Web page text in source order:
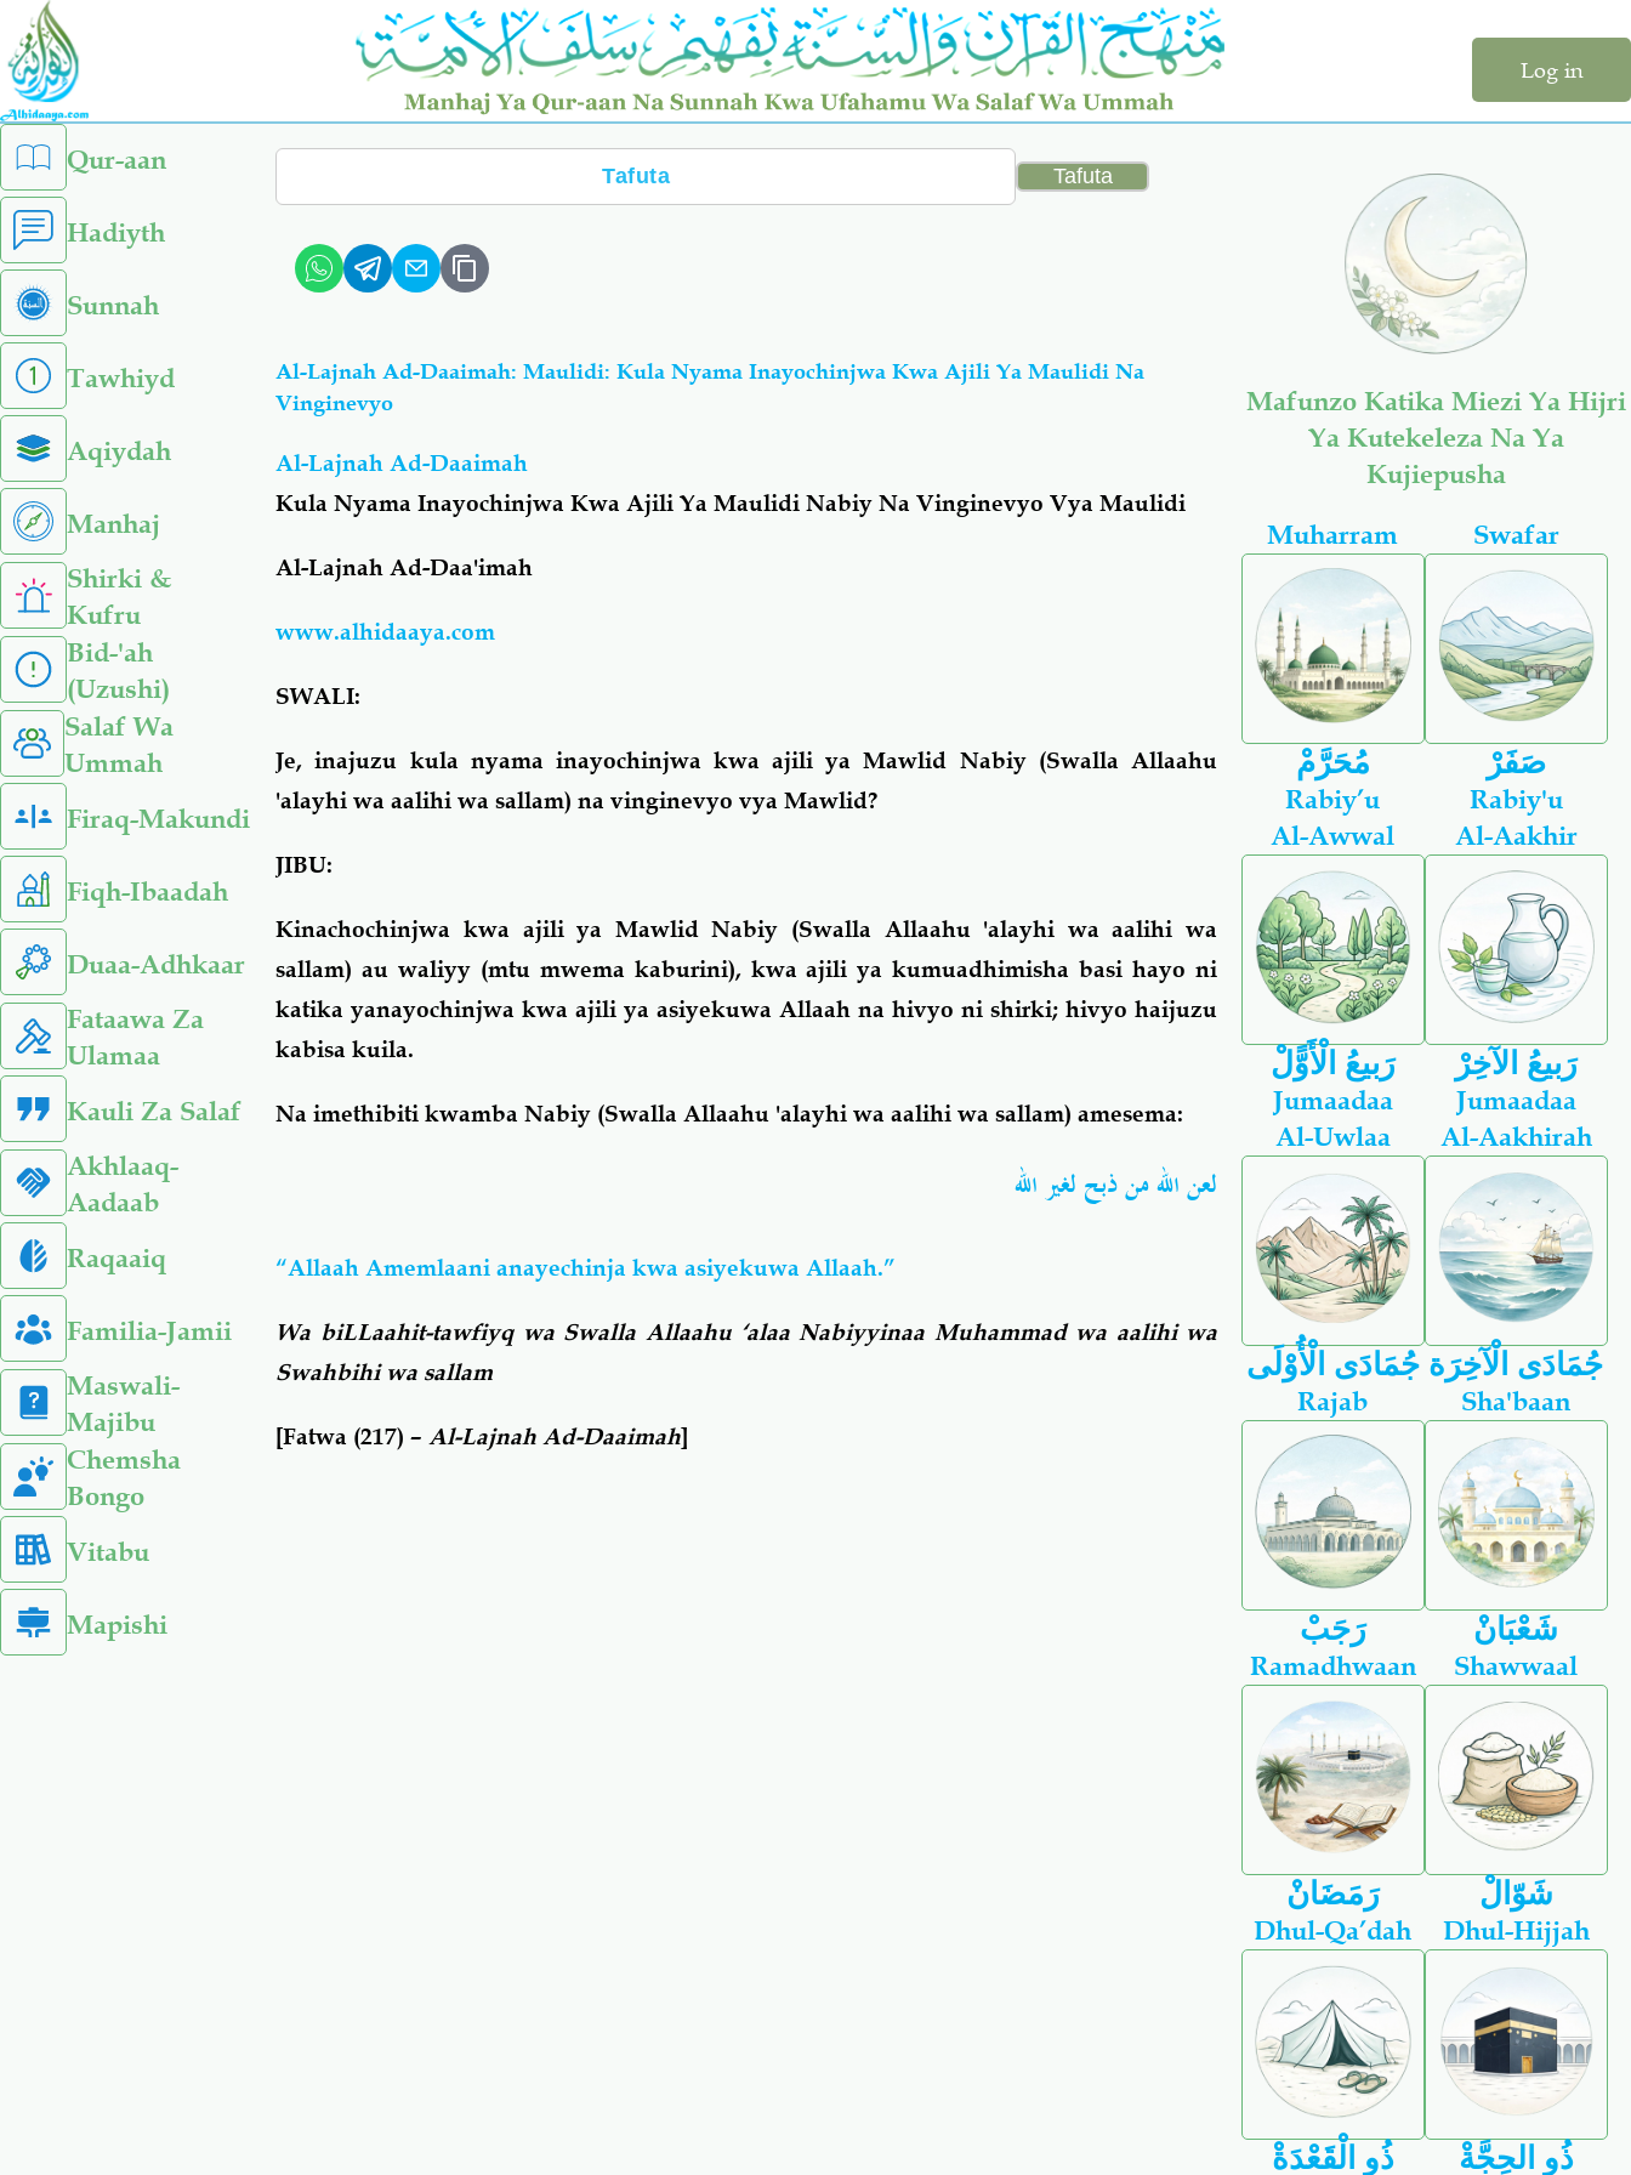
Skip
main
content
Log in
left
sidebar
menu
Qur-aan
Hadiyth
Sunnah
Tawhiyd
Aqiydah
Manhaj
Shirki &
Kufru
Bid-'ah
(Uzushi)
Salaf Wa
Ummah
Firaq-Makundi
Fiqh-Ibaadah
Duaa-Adhkaar
Fataawa Za
Ulamaa
Kauli Za Salaf
Akhlaaq-
Aadaab
Raqaaiq
Familia-Jamii
Maswali-
Majibu
Chemsha
Bongo
Vitabu
Mapishi
Search
Al-Lajnah Ad-Daaimah: Maulidi: Kula Nyama Inayochinjwa Kwa Ajili Ya Maulidi Na
Vinginevyo
Al-Lajnah Ad-Daaimah
Kula Nyama Inayochinjwa Kwa Ajili Ya Maulidi Nabiy Na Vinginevyo Vya Maulidi
Al-Lajnah Ad-Daa'imah
www.alhidaaya.com
SWALI:
Je, inajuzu kula nyama inayochinjwa kwa ajili ya Mawlid Nabiy (Swalla Allaahu
'alayhi wa aalihi wa sallam) na vinginevyo vya Mawlid?
JIBU:
Kinachochinjwa kwa ajili ya Mawlid Nabiy (Swalla Allaahu 'alayhi wa aalihi wa
sallam) au waliyy (mtu mwema kaburini), kwa ajili ya kumuadhimisha basi hayo ni
katika yanayochinjwa kwa ajili ya asiyekuwa Allaah na hivyo ni shirki; hivyo haijuzu
kabisa kuila.
Na imethibiti kwamba Nabiy (Swalla Allaahu 'alayhi wa aalihi wa sallam) amesema:
لعن الله من ذبح لغير الله
“Allaah Amemlaani anayechinja kwa asiyekuwa Allaah.”
Wa biLLaahit-tawfiyq wa Swalla Allaahu ‘alaa Nabiyyinaa Muhammad wa aalihi wa
Swahbihi wa sallam
[Fatwa (217) –Al-Lajnah Ad-Daaimah]
Mafunzo Katika Miezi Ya Hijri
Ya Kutekeleza Na Ya
Kujiepusha
Muharram
مُحَرَّمْ
Swafar
صَفَرْ
Rabiy’u
Al-Awwal
رَبيعُ الْأَوًّلْ
Rabiy'u
Al-Aakhir
رَبيعُ الآخِرْ
Jumaadaa
Al-Uwlaa
جُمَادَى الْأُوْلَى
Jumaadaa
Al-Aakhirah
جُمَادَى الْآخِرَة
Rajab
رَجَبْ
Sha'baan
شَعْبَانْ
Ramadhwaan
رَمَضَانْ
Shawwaal
شَوّالْ
Dhul-Qa’dah
ذُو الْقَعْدَةْ
Dhul-Hijjah
ذُو الحِجَّةْ